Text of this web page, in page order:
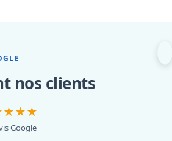
nos clients
Google